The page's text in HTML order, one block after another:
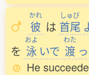
かれ
彼 は
しゅび
首尾
を
およ
泳 いで
わた
渡
He